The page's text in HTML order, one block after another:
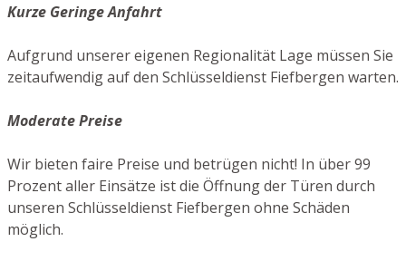
Kurze Geringe Anfahrt
Aufgrund unserer eigenen Regionalität Lage müssen Sie
zeitaufwendig auf den Schlüsseldienst Fiefbergen warten.
Moderate Preise
Wir bieten faire Preise und betrügen nicht! In über 99
Prozent aller Einsätze ist die Öffnung der Türen durch
unseren Schlüsseldienst Fiefbergen ohne Schäden
möglich.